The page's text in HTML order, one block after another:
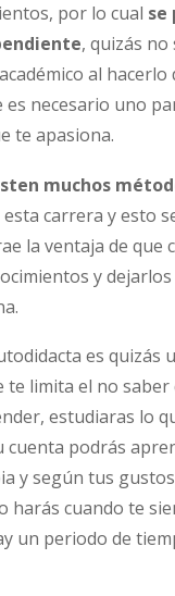
por lo cual se
, quizás no
al hacerlo
necesario uno
te apasiona.
muchos
carrera y esto
la ventaja de que
y dejarlos
es quizás
te limita el no saber
estudiaras lo
cuenta podrás
y según tus
harás cuando te
un periodo de